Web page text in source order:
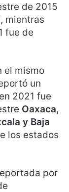
de 2015
mientras
fue de
el mismo
un
2021 fue
Oaxaca,
y Baja
los estados
por